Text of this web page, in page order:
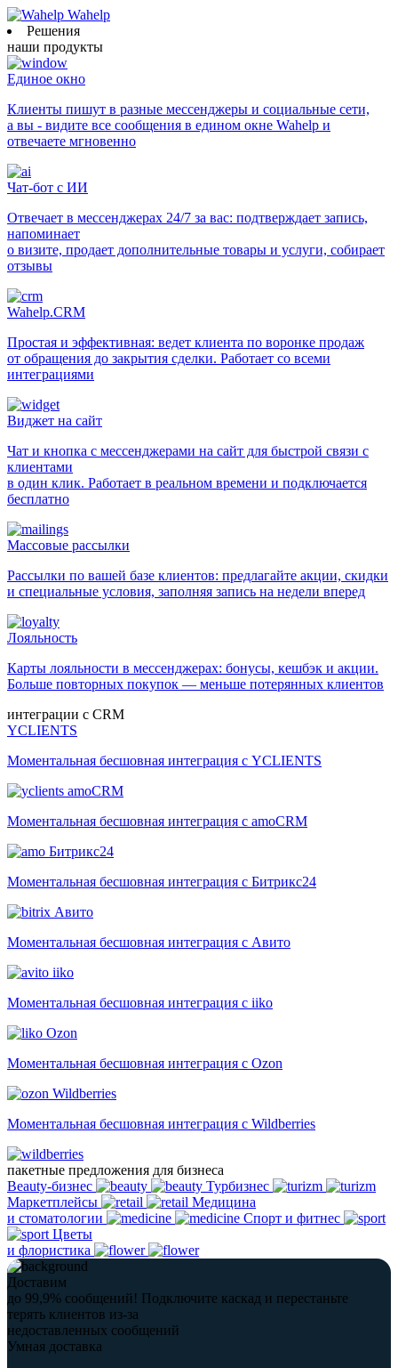
Wahelp
Решения
наши продукты
Единое окно
Клиенты пишут в разные мессенджеры и социальные сети,
а вы - видите все сообщения в едином окне Wahelp и
отвечаете мгновенно
Чат-бот с ИИ
Отвечает в мессенджерах 24/7 за вас: подтверждает запись,
напоминает
о визите, продает дополнительные товары и услуги, собирает
отзывы
Wahelp.CRM
Простая и эффективная: ведет клиента по воронке продаж
от обращения до закрытия сделки. Работает со всеми
интеграциями
Виджет на сайт
Чат и кнопка с мессенджерами на сайт для быстрой связи с
клиентами
в один клик. Работает в реальном времени и подключается
бесплатно
Массовые рассылки
Рассылки по вашей базе клиентов: предлагайте акции, скидки
и специальные условия, заполняя запись на недели вперед
Лояльность
Карты лояльности в мессенджерах: бонусы, кешбэк и акции.
Больше повторных покупок — меньше потерянных клиентов
интеграции с CRM
YCLIENTS
Моментальная бесшовная интеграция с YCLIENTS
amoCRM
Моментальная бесшовная интеграция с amoCRM
Битрикс24
Моментальная бесшовная интеграция с Битрикс24
Авито
Моментальная бесшовная интеграция с Авито
iiko
Моментальная бесшовная интеграция с iiko
Ozon
Моментальная бесшовная интеграция с Ozon
Wildberries
Моментальная бесшовная интеграция с Wildberries
пакетные предложения для бизнеса
Beauty-бизнес
Турбизнес
Маркетплейсы
Медицина
и стоматологии
Спорт и фитнес
Цветы
и флористика
Доставим
до 99,9% сообщений! Подключите каскад и перестаньте
терять клиентов из-за
недоставленных сообщений
Умная доставка